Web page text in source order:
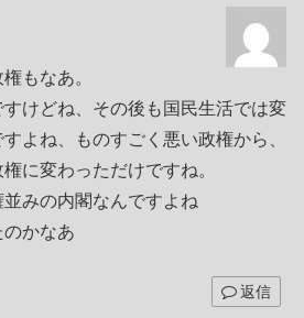
もなあ。
けどね、その後も国民生活では変
よね、ものすごく悪い政権から、
に変わっただけですね。
みの内閣なんですよね
のかなあ
返信